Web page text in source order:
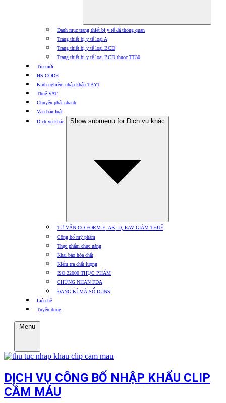
Danh mục trang thiết bị y tế đã thông quan
Trang thiết bị y tế loại A
Trang thiết bị y tế loại BCD
Trang thiết bị y tế loại BCD thuộc TT30
Tin mới
HS CODE
Kinh nghiệm nhập khẩu TBYT
Thuế VAT
Chuyển phát nhanh
Văn bản luật
Dịch vụ khác
Show submenu for Dịch vụ khác
TƯ VẤN CO FORM E, AK, D, EAV GIẢM THUẾ
Công bố mỹ phẩm
Thực phẩm chức năng
Khai báo hóa chất
Kiểm tra chất lượng
ISO 22000 THỰC PHẨM
CHỨNG NHẬN FDA
ĐĂNG KÍ MÃ SỐ DUNS
Liên hệ
Tuyển dụng
Menu
DỊCH VỤ CÔNG BỐ NHẬP KHẨU CLIP
CẦM MÁU